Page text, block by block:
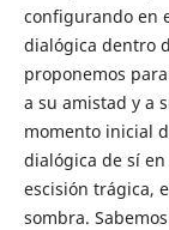
configurando en
dialógica dentro
proponemos
a su amistad y a
momento inicial
dialógica de sí
escisión trágica,
sombra.